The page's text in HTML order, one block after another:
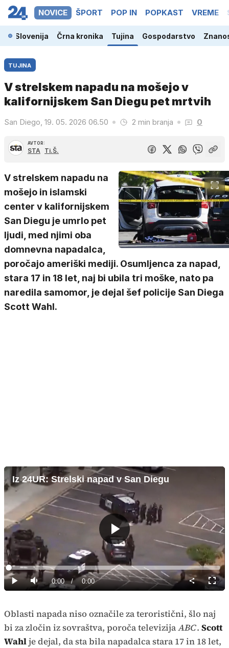
NOVICE ŠPORT POP IN POPKAST VREME
Slovenija Črna kronika Tujina Gospodarstvo
TUJINA
V strelskem napadu na mošejo v
kalifornijskem San Diegu pet mrtvih
San Diego, 19. 05. 2026 06.50 2 min branja 0
AVTOR:
STA Ti.Š.
V strelskem napadu na
mošejo in islamski
center v kalifornijskem
San Diegu je umrlo pet
ljudi, med njimi oba
domnevna napadalca,
poročajo ameriški mediji. Osumljenca za napad,
stara 17 in 18 let, naj bi ubila tri moške, nato pa
naredila samomor, je dejal šef policije San Diega
Scott Wahl.
Iz 24UR: Strelski napad v San Diegu
Predvajaj
Predvajaj
Tiho Current
0:00 / Duration
0:00
Loaded:
0%
način
Oblasti napada niso označile za teroristični, šlo naj
bi za zločin iz sovraštva, poroča televizijaABC. Scott
Wahlje dejal, da sta bila napadalca stara 17 in 18 let,